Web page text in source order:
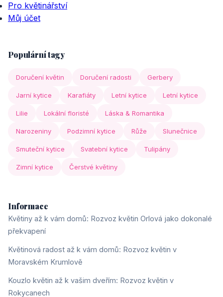
Pro květinářství
Můj účet
Populární tagy
Doručení květin Doručení radosti Gerbery
Jarní kytice Karafiáty Letní kytice Letní kytice
Lilie Lokální floristé Láska & Romantika
Narozeniny Podzimní kytice Růže Slunečnice
Smuteční kytice Svatební kytice Tulipány
Zimní kytice Čerstvé květiny
Informace
Květiny až k vám domů: Rozvoz květin Orlová jako dokonalé
překvapení
Květinová radost až k vám domů: Rozvoz květin v
Moravském Krumlově
Kouzlo květin až k vašim dveřím: Rozvoz květin v
Rokycanech